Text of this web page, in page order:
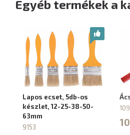
Egyéb termékek a
Lapos ecset, 5db-os
készlet, 12-25-38-50-
63mm
9153